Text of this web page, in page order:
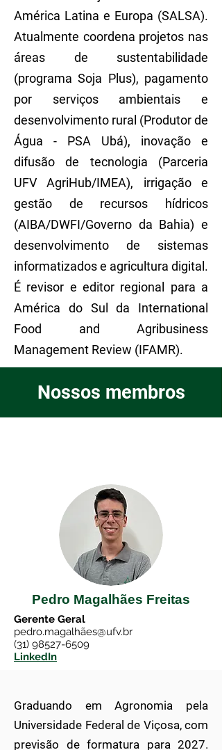
América Latina e Europa (SALSA).
Atualmente coordena projetos nas
áreas de sustentabilidade
(programa Soja Plus), pagamento
por serviços ambientais e
desenvolvimento rural (Produtor de
Água - PSA Ubá), inovação e
difusão de tecnologia (Parceria
UFV AgriHub/IMEA), irrigação e
gestão de recursos hídricos
(AIBA/DWFI/Governo da Bahia) e
desenvolvimento de sistemas
informatizados e agricultura digital.
É revisor e editor regional para a
América do Sul da International
Food and Agribusiness
Management Review (IFAMR).
Nossos membros
Pedro Magalhães Freitas
Gerente Geral
pedro.magalhães@ufv.br
(31) 98527-6509
LinkedIn
Graduando em Agronomia pela
Universidade Federal de Viçosa, com
previsão de formatura para 2027.